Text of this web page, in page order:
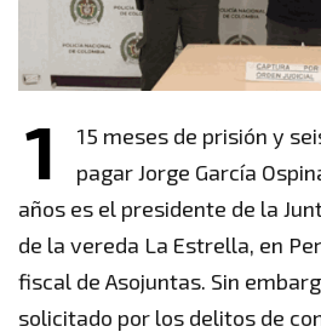
1
15 meses de prisión y
pagar Jorge García
años es el presidente de la
de la vereda La Estrella, en
fiscal de Asojuntas. Sin
solicitado por los delitos de